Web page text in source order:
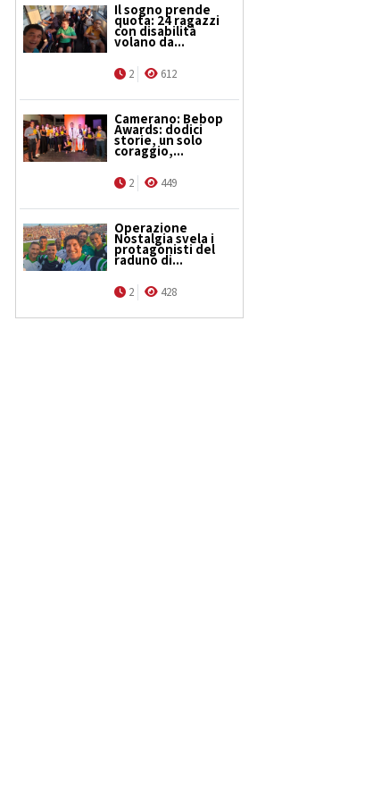
Il sogno prende
quota: 24 ragazzi
con disabilità
volano da...
2 612
Camerano: Bebop
Awards: dodici
storie, un solo
coraggio,...
2 449
Operazione
Nostalgia svela i
protagonisti del
raduno di...
2 428